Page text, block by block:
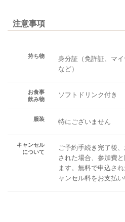
注意事項
持ち物
身分証（免許証、マ
など）
お食事
飲み物
ソフトドリンク付き
服装 特にございません
キャンセル
について
ご予約手続き完了後
された場合、参加費
ます。無料で申込さ
ャンセル料をお支払い